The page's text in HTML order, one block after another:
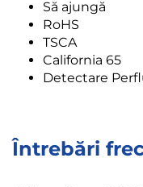
Să ajungă
RoHS
TSCA
California 65
Detectare
Întrebări